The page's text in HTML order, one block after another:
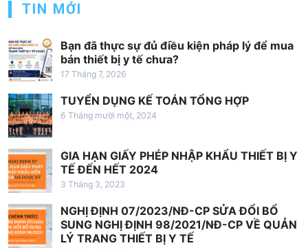
n
g
b
à
i
v
i
ế
t
TIN MỚI
Bạn đã thực sự đủ điều kiện pháp lý để mua
bán thiết bị y tế chưa?
17 Tháng 7, 2026
TUYỂN DỤNG KẾ TOÁN TỔNG HỢP
6 Tháng mười một, 2024
GIA HẠN GIẤY PHÉP NHẬP KHẨU THIẾT BỊ Y
TẾ ĐẾN HẾT 2024
3 Tháng 3, 2023
NGHỊ ĐỊNH 07/2023/NĐ-CP SỬA ĐỔI BỔ
SUNG NGHỊ ĐỊNH 98/2021/NĐ-CP VỀ QUẢN
LÝ TRANG THIẾT BỊ Y TẾ